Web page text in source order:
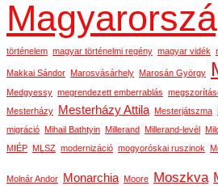
történelem magyar történelmi regény magyar vidék
Makkai Sándor Marosvásárhely Marosán György
Medgyessy megrendezett emberrablás
Mesterházy
Mesterházy Attila Mesterjátszma
migráció Mihail Bathtyin Millerand Millerand-levél
MIÉP MLSZ modernizáció mogyoróskai ruszinok
Molnár Andor Monarchia Moore Moszkva